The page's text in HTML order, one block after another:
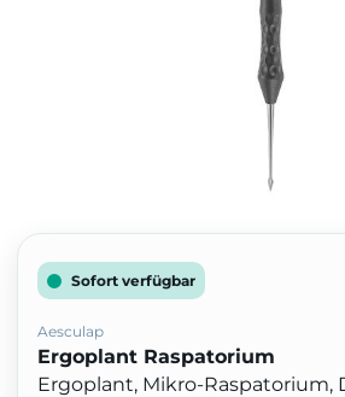
Sofort verfügbar
Aesculap
Ergoplant Raspatorium
Ergoplant, Mikro-Raspatorium,